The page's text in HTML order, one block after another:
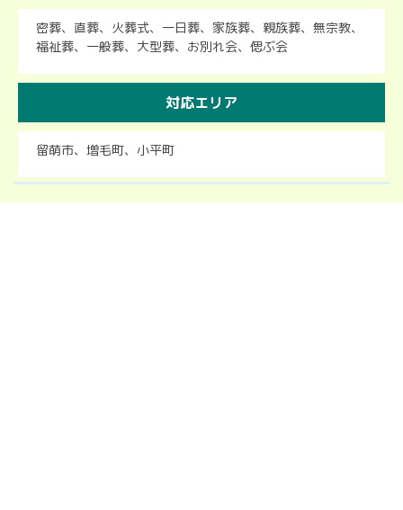
密葬、直葬、火葬式、一日葬、家族葬、親族葬、無宗教、
福祉葬、一般葬、大型葬、お別れ会、偲ぶ会
対応エリア
留萌市、増毛町、小平町